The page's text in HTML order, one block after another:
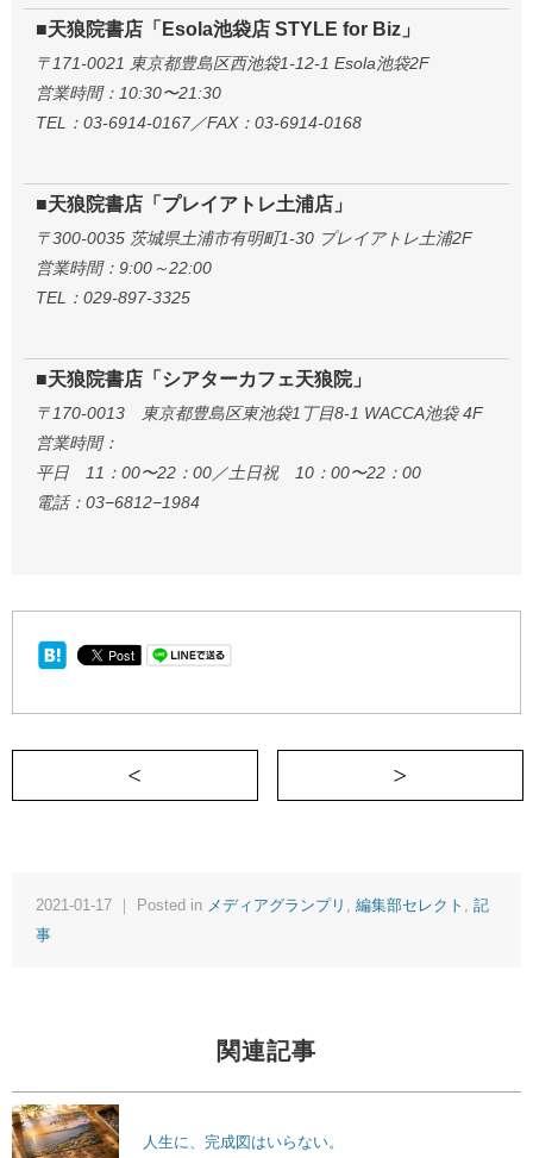
■天狼院書店「Esola池袋店 STYLE for Biz」
〒171-0021 東京都豊島区西池袋1-12-1 Esola池袋2F
営業時間：10:30〜21:30
TEL：03-6914-0167／FAX：03-6914-0168
■天狼院書店「プレイアトレ土浦店」
〒300-0035 茨城県土浦市有明町1-30 プレイアトレ土浦2F
営業時間：9:00～22:00
TEL：029-897-3325
■天狼院書店「シアターカフェ天狼院」
〒170-0013 東京都豊島区東池袋1丁目8-1 WACCA池袋 4F
営業時間：
平日 11：00〜22：00／土日祝 10：00〜22：00
電話：03−6812−1984
＜ 不要不急の判断基準
2021-01-17 ｜ Posted in メディアグランプリ , 編集部セレクト , 記
事
関連記事
人生に、完成図はいらない。